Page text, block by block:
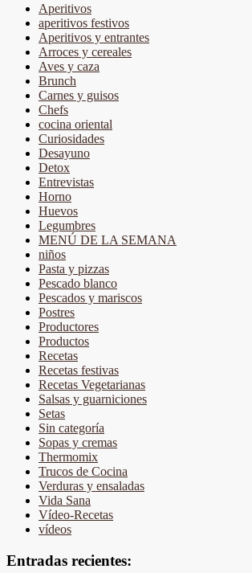
Aperitivos
aperitivos festivos
Aperitivos y entrantes
Arroces y cereales
Aves y caza
Brunch
Carnes y guisos
Chefs
cocina oriental
Curiosidades
Desayuno
Detox
Entrevistas
Horno
Huevos
Legumbres
MENÚ DE LA SEMANA
niños
Pasta y pizzas
Pescado blanco
Pescados y mariscos
Postres
Productores
Productos
Recetas
Recetas festivas
Recetas Vegetarianas
Salsas y guarniciones
Setas
Sin categoría
Sopas y cremas
Thermomix
Trucos de Cocina
Verduras y ensaladas
Vida Sana
Vídeo-Recetas
vídeos
Entradas recientes: